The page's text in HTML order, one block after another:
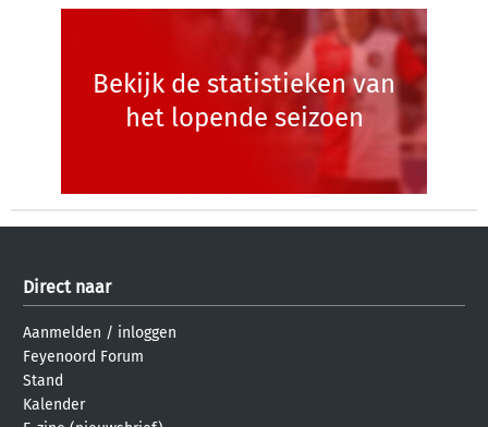
Bekijk de statistieken van
het lopende seizoen
Direct naar
Aanmelden / inloggen
Feyenoord Forum
Stand
Kalender